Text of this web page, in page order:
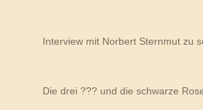
Interview mit Norbert Sternmut zu
Die drei ??? und die schwarze